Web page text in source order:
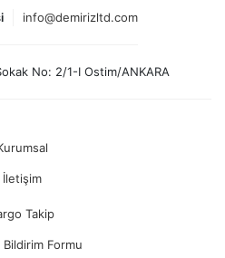
info@demirizltd.com
No: 2/1-I Ostim/ANKARA
İletişim
Takip
Bildirim Formu